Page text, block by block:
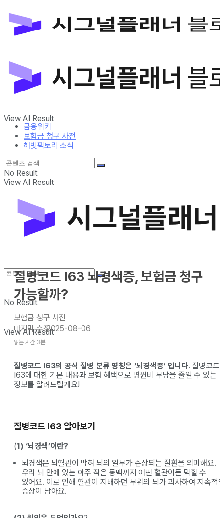
보험금 청구 사전
해빗팩토리 소식
View All Result
금융위키
보험금 청구 사전
해빗팩토리 소식
No Result
View All Result
No Result
View All Result
질병코드 l63 뇌경색증, 보험금 청구
가능할까?
보험금 청구 사전
2025-08-06
읽는 시간 3분
질병코드 I63의 공식 질병 분류 명칭은 ‘뇌경색증’ 입니다. 질병코드
I63에 대한 기본 내용과 보험 혜택으로 병원비 부담을 줄일 수 있는
정보를 알려드릴게요!
질병코드 I63 알아보기
(1) ‘뇌경색’이란?
뇌경색은 뇌혈관이 막혀 뇌의 일부가 손상되는 질환을 의미해요.
우리 뇌 안에 있는 아주 작은 동맥까지 어떤 혈관이든 막힐 수
있어요. 이로 인해 혈관이 지배하던 부위의 뇌가 괴사하여 지속적
증상이 남아요.